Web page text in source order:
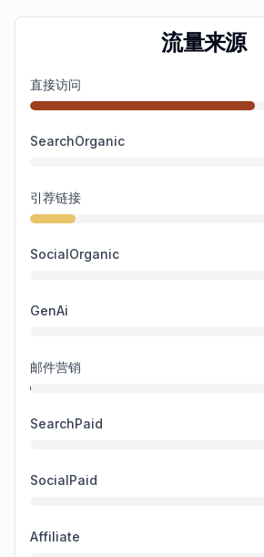
流量来源
直接访问
SearchOrganic
引荐链接
SocialOrganic
GenAi
邮件营销
SearchPaid
SocialPaid
Affiliate